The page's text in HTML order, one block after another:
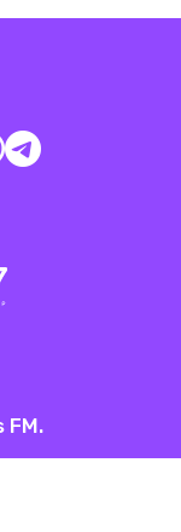
FM.